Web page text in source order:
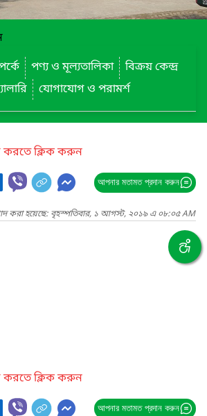
পণ্য ও মূল্যতালিকা
বিক্রয় কেন্দ্র
যোগাযোগ ও পরামর্শ
করতে ক্লিক করুন
আপনার মতামত প্রদান করুন
করা হয়েছে: বৃহস্পতিবার, ১ আগস্ট, ২০১৯ এ ০৮:০৫ AM
করতে ক্লিক করুন
আপনার মতামত প্রদান করুন